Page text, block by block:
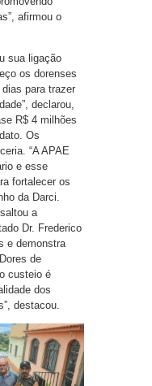
afirmou o
sua ligação
os dorenses
para trazer
declarou,
R$ 4 milhões
Os
“A APAE
e esse
fortalecer os
da Darci.
a
Dr. Frederico
e demonstra
de
custeio é
dos
destacou.